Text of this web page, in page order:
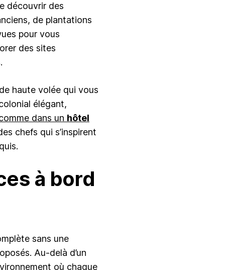
découvrir des
de plantations
pour vous
des sites
haute volée qui vous
élégant,
dans un hôtel
chefs qui s’inspirent
à bord
sans une
Au-delà d’un
où chaque